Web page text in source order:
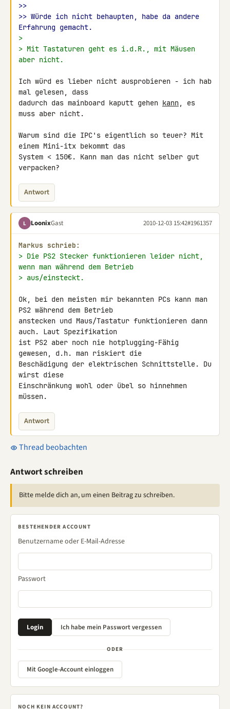
>>
>> Würde ich nicht behaupten, habe da andere
Erfahrung gemacht.
>
> Mit Tastaturen geht es i.d.R., mit Mäusen
aber nicht.
Ich würd es lieber nicht ausprobieren - ich hab
mal gelesen, dass
dadurch das mainboard kaputt gehen kann, es
muss aber nicht.
Warum sind die IPC's eigentlich so teuer? Mit
einem Mini-itx bekommt das
System < 150€. Kann man das nicht selber gut
verpacken?
Antwort
L LoonixGast 2010-12-03 15:42#1961357
Markus schrieb:
> Die PS2 Stecker funktionieren leider nicht,
wenn man während dem Betrieb
> aus/einsteckt.
Ok, bei den meisten mir bekannten PCs kann man
PS2 während dem Betrieb
anstecken und Maus/Tastatur funktionieren dann
auch. Laut Spezifikation
ist PS2 aber noch nie hotplugging-Fähig
gewesen, d.h. man riskiert die
Beschädigung der elektrischen Schnittstelle. Du
wirst diese
Einschränkung wohl oder übel so hinnehmen
müssen.
Antwort
Thread beobachten
Antwort schreiben
Bitte melde dich an, um einen Beitrag zu schreiben.
BESTEHENDER ACCOUNT
Benutzername oder E-Mail-Adresse
Passwort
ODER
Mit Google-Account einloggen
NOCH KEIN ACCOUNT?